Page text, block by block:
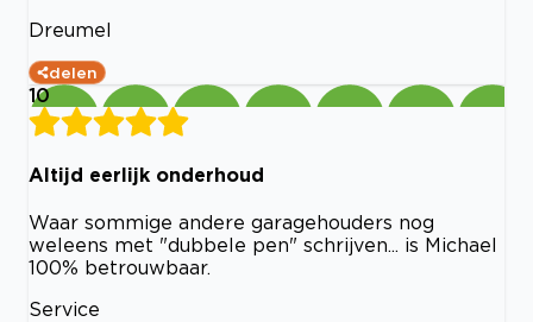
Dreumel
delen
10
Altijd eerlijk onderhoud
Waar sommige andere garagehouders nog
weleens met "dubbele pen" schrijven... is Michael
100% betrouwbaar.
Service